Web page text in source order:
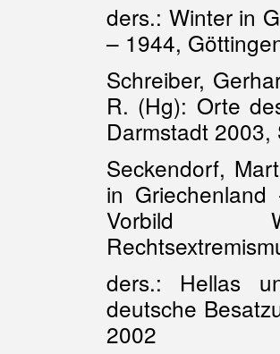
ders.: Winter in
– 1944,
Schreiber,
R. (Hg): Orte
Darmstadt 2003,
Seckendorf,
in
Vorbild
ders.: Hellas
deutsche
2002